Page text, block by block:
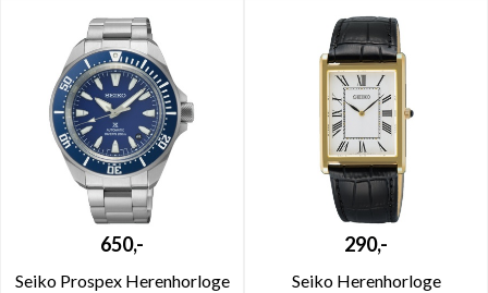
650,-
Seiko Prospex Herenhorloge
290,-
Seiko Herenhorloge